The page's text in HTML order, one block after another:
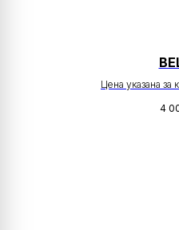
Цена указана за
4